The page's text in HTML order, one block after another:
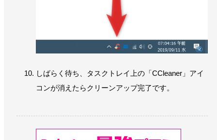
しばらく待ち、タスクトレイ上の「CCleaner」アイ
コンが消えたらクリーンアップ完了です。